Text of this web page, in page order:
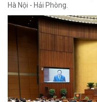
Hà Nội - Hải Phòng.